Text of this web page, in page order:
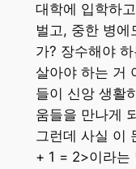
대학에 입학하
벌고, 중한 병에
가? 장수해야
살아야 하는 거
들이 신앙 생활
움들을 만나게
그런데 사실 이
+ 1 = 2>이라는